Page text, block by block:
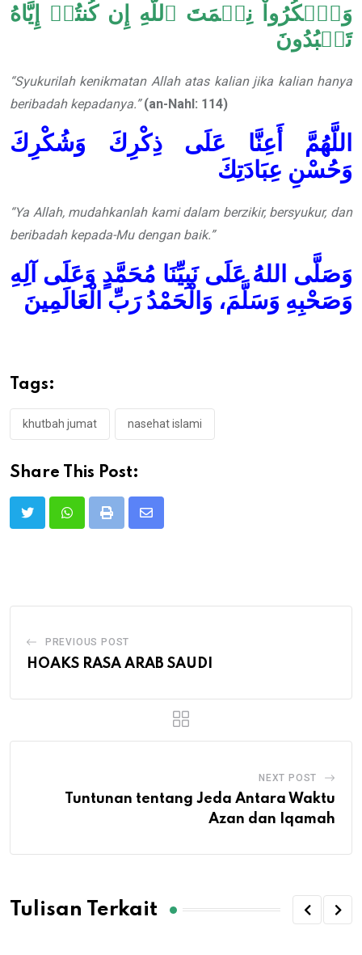
وَٱشۡكُرُواْ نِعۡمَتَ ٱللَّهِ إِن كُنتُمۡ إِيَّاهُ
تَعۡبُدُونَ
“Syukurilah kenikmatan Allah atas kalian jika kalian hanya
beribadah kepadanya.”(an-Nahl: 114)
اللَّهُمَّ أَعِنَّا عَلَى ذِكْرِكَ وَشُكْرِكَ
وَحُسْنِ عِبَادَتِكَ
“Ya Allah, mudahkanlah kami dalam berzikir, bersyukur, dan
beribadah kepada-Mu dengan baik.”
وَصَلَّى اللهُ عَلَى نَبِيِّنَا مُحَمَّدٍ وَعَلَى آلِهِ
وَصَحْبِهِ وَسَلَّمَ، وَالْحَمْدُ رَبِّ الْعَالَمِينَ
Tags:
khutbah jumat nasehat islami
Share This Post:
Print
Share
PREVIOUS POST
HOAKS RASA ARAB SAUDI
NEXT POST
Tuntunan tentang Jeda Antara Waktu
Azan dan Iqamah
Tulisan Terkait